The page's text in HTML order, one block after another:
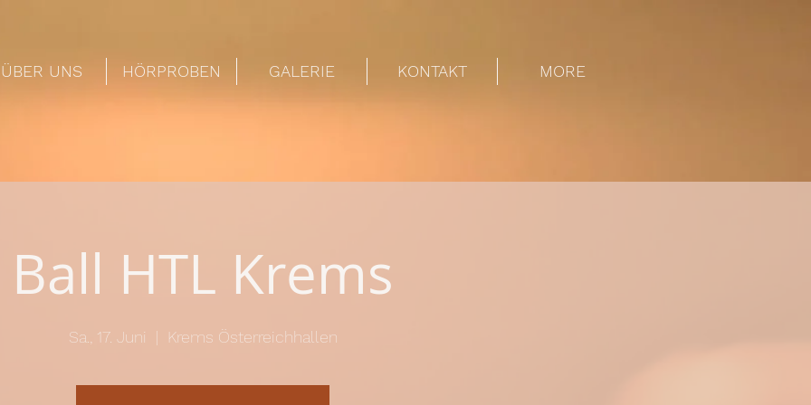
ÜBER UNS HÖRPROBEN GALERIE KONTAKT MORE
Ball HTL Krems
Sa., 17. Juni
  |
Krems Österreichhallen